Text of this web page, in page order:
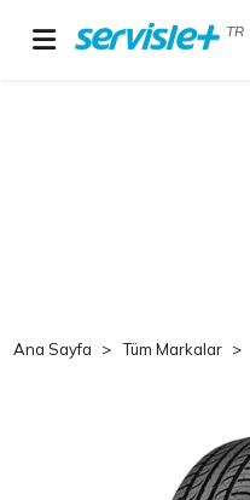
TR
Ana Sayfa Tüm Markalar